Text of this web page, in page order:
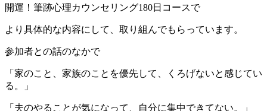
開運！筆跡心理カウンセリング180日コースで
より具体的な内容にして、取り組んでもらっています。
参加者との話のなかで
「家のこと、家族のことを優先して、くろげないと感じてい
る。」
「夫のやることが気になって、自分に集中できてない。」